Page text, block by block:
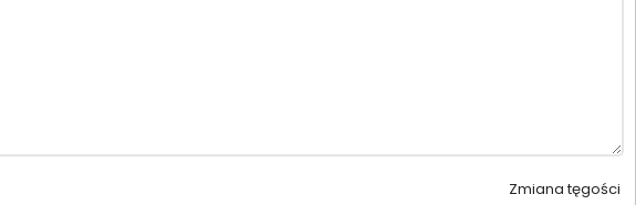
Zmiana tęgości